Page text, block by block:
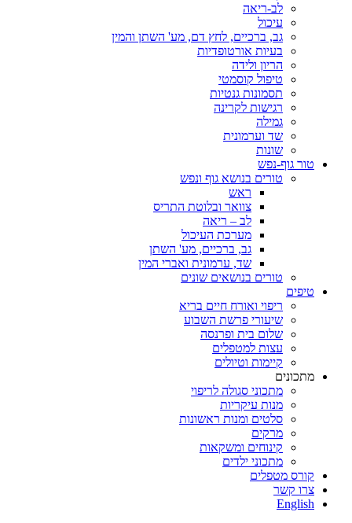
לב-ריאה
עיכול
גב, ברכיים, לחץ דם, מע' השתן והמין
בעיות אורטופדיות
הריון ולידה
טיפול קוסמטי
תסמונות גנטיות
רגישות לקרינה
גמילה
שד וערמונית
שונות
טור גוף-נפש
טורים בנושא גוף ונפש
ראש
צוואר ובלוטת התריס
לב – ריאה
מערכת העיכול
גב, ברכיים, מע' השתן
שד, ערמונית ואברי המין
טורים בנושאים שונים
טיפים
ריפוי ואורח חיים בריא
שיעורי פרשת השבוע
שלום בית ופרנסה
עצות למטפלים
קיימות וטיולים
מתכונים
מתכוני סגולה לריפוי
מנות עיקריות
סלטים ומנות ראשונות
מרקים
קינוחים ומשקאות
מתכוני ילדים
קורס מטפלים
צרו קשר
English